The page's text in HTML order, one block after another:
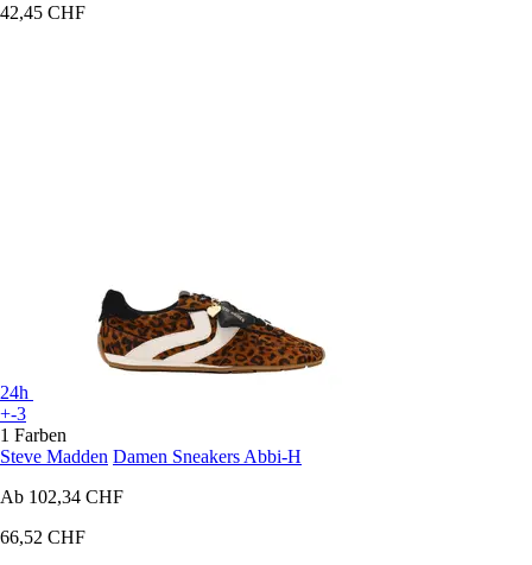
42,45 CHF
24h
+-3
1 Farben
Steve Madden Damen Sneakers Abbi-H
Ab 102,34 CHF
66,52 CHF